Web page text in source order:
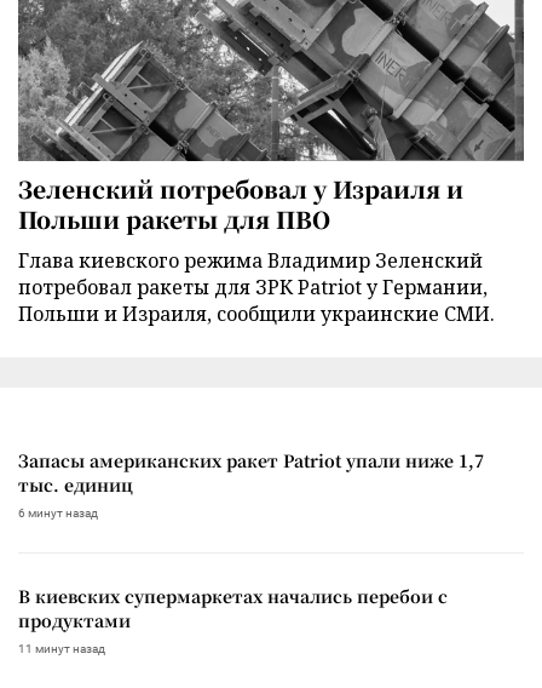
Зеленский потребовал у Израиля и
Польши ракеты для ПВО
Глава киевского режима Владимир Зеленский
потребовал ракеты для ЗРК Patriot у Германии,
Польши и Израиля, сообщили украинские СМИ.
Запасы американских ракет Patriot упали ниже 1,7
тыс. единиц
6 минут назад
В киевских супермаркетах начались перебои с
продуктами
11 минут назад